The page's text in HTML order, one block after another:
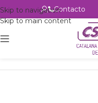
Skip to navigation
Skip to main content
Contacto
csvalles